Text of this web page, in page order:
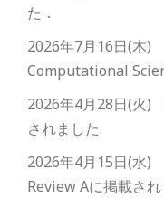
た．
2026年7月16日(木
Computational
2026年4月28日(火)
されました.
2026年4月15日(水
Review Aに掲載され